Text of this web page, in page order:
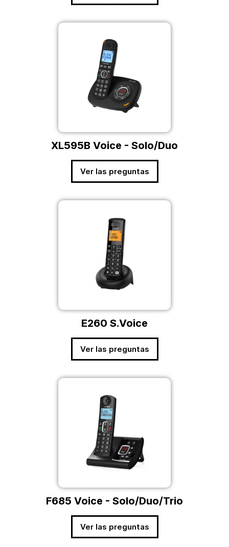
XL595B Voice - Solo/Duo
Ver las preguntas
E260 S.Voice
Ver las preguntas
F685 Voice - Solo/Duo/Trio
Ver las preguntas